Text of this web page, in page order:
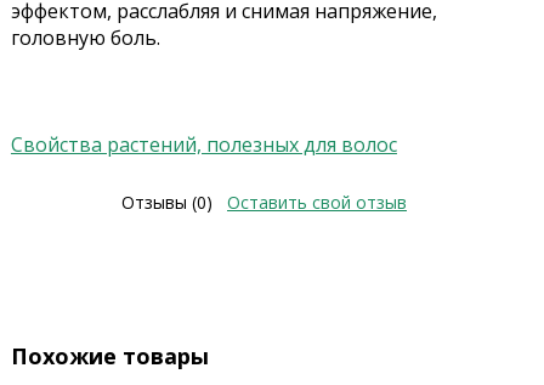
эффектом, расслабляя и снимая напряжение,
головную боль.
Свойства растений, полезных для волос
Отзывы (0) Оставить свой отзыв
Похожие товары